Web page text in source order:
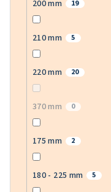
200 mm 19
210 mm 5
220 mm 20
370 mm 0
175 mm 2
180 - 225 mm 5